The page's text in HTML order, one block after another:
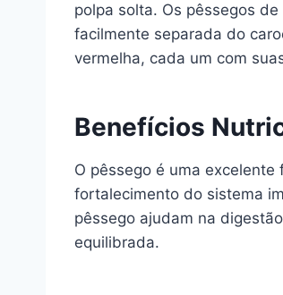
polpa solta. Os pêssegos
facilmente separada do
vermelha, cada um com
Benefícios
O pêssego é uma
fortalecimento do sistema
pêssego ajudam na
equilibrada.